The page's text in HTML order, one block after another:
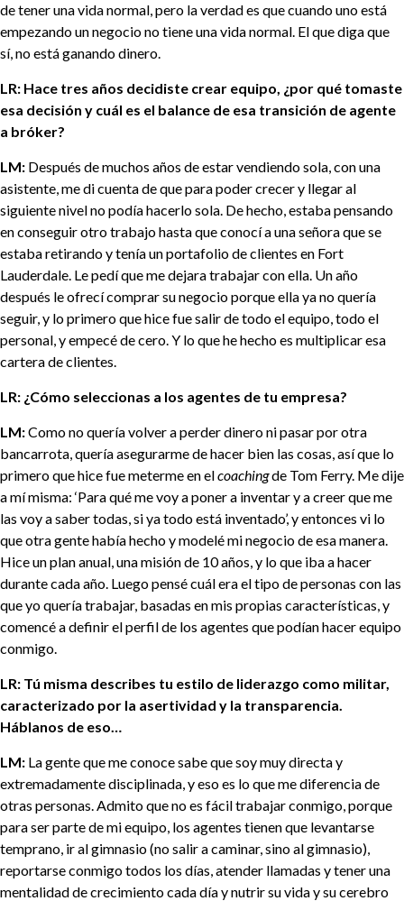
de tener una vida normal, pero la verdad es que cuando uno está
empezando un negocio no tiene una vida normal. El que diga que
sí, no está ganando dinero.
LR: Hace tres años decidiste crear equipo, ¿por qué tomaste
esa decisión y cuál es el balance de esa transición de agente
a bróker?
LM: Después de muchos años de estar vendiendo sola, con una
asistente, me di cuenta de que para poder crecer y llegar al
siguiente nivel no podía hacerlo sola. De hecho, estaba pensando
en conseguir otro trabajo hasta que conocí a una señora que se
estaba retirando y tenía un portafolio de clientes en Fort
Lauderdale. Le pedí que me dejara trabajar con ella. Un año
después le ofrecí comprar su negocio porque ella ya no quería
seguir, y lo primero que hice fue salir de todo el equipo, todo el
personal, y empecé de cero. Y lo que he hecho es multiplicar esa
cartera de clientes.
LR: ¿Cómo seleccionas a los agentes de tu empresa?
LM:Como no quería volver a perder dinero ni pasar por otra
bancarrota, quería asegurarme de hacer bien las cosas, así que lo
primero que hice fue meterme en elcoachingde Tom Ferry. Me dije
a mí misma: ‘Para qué me voy a poner a inventar y a creer que me
las voy a saber todas, si ya todo está inventado’, y entonces vi lo
que otra gente había hecho y modelé mi negocio de esa manera.
Hice un plan anual, una misión de 10 años, y lo que iba a hacer
durante cada año. Luego pensé cuál era el tipo de personas con las
que yo quería trabajar, basadas en mis propias características, y
comencé a definir el perfil de los agentes que podían hacer equipo
conmigo.
LR: Tú misma describes tu estilo de liderazgo como militar,
caracterizado por la asertividad y la transparencia.
Háblanos de eso…
LM: La gente que me conoce sabe que soy muy directa y
extremadamente disciplinada, y eso es lo que me diferencia de
otras personas. Admito que no es fácil trabajar conmigo, porque
para ser parte de mi equipo, los agentes tienen que levantarse
temprano, ir al gimnasio (no salir a caminar, sino al gimnasio),
reportarse conmigo todos los días, atender llamadas y tener una
mentalidad de crecimiento cada día y nutrir su vida y su cerebro